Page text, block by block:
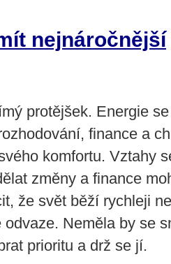
nejnáročnější
protějšek. Energie
finance a
komfortu. Vztahy
změny a finance
že svět běží rychleji
Neměla by se
prioritu a drž se jí.